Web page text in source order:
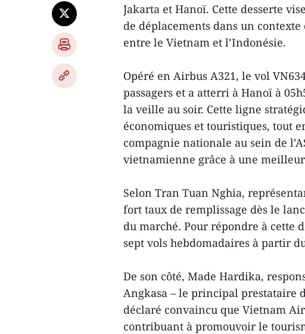
Jakarta et Hanoï. Cette desserte
de déplacements dans un
entre le Vietnam et l’Indonésie.
Opéré en Airbus A321, le vol
passagers et a atterri à Hanoï à
la veille au soir. Cette ligne
économiques et touristiques, tout
compagnie nationale au sein de
vietnamienne grâce à une
Selon Tran Tuan Nghia,
fort taux de remplissage dès le
du marché. Pour répondre à cette
sept vols hebdomadaires à partir
De son côté, Made Hardika,
Angkasa – le principal prestataire
déclaré convaincu que Vietnam
contribuant à promouvoir le